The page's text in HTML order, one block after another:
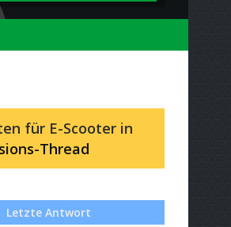
für E-Scooter in
Thread
Letzte Antwort